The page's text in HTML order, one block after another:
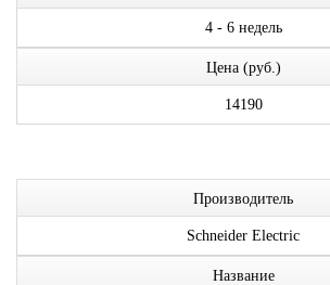
4 - 6 недель
Цена (руб.)
14190
Производитель
Schneider Electric
Название